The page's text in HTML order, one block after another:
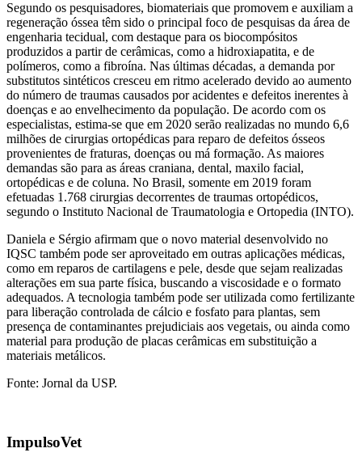
Segundo os pesquisadores, biomateriais que promovem e auxiliam a
regeneração óssea têm sido o principal foco de pesquisas da área de
engenharia tecidual, com destaque para os biocompósitos
produzidos a partir de cerâmicas, como a hidroxiapatita, e de
polímeros, como a fibroína. Nas últimas décadas, a demanda por
substitutos sintéticos cresceu em ritmo acelerado devido ao aumento
do número de traumas causados por acidentes e defeitos inerentes à
doenças e ao envelhecimento da população. De acordo com os
especialistas, estima-se que em 2020 serão realizadas no mundo 6,6
milhões de cirurgias ortopédicas para reparo de defeitos ósseos
provenientes de fraturas, doenças ou má formação. As maiores
demandas são para as áreas craniana, dental, maxilo facial,
ortopédicas e de coluna. No Brasil, somente em 2019 foram
efetuadas 1.768 cirurgias decorrentes de traumas ortopédicos,
segundo o Instituto Nacional de Traumatologia e Ortopedia (INTO).
Daniela e Sérgio afirmam que o novo material desenvolvido no
IQSC também pode ser aproveitado em outras aplicações médicas,
como em reparos de cartilagens e pele, desde que sejam realizadas
alterações em sua parte física, buscando a viscosidade e o formato
adequados. A tecnologia também pode ser utilizada como fertilizante
para liberação controlada de cálcio e fosfato para plantas, sem
presença de contaminantes prejudiciais aos vegetais, ou ainda como
material para produção de placas cerâmicas em substituição a
materiais metálicos.
Fonte: Jornal da USP.
ImpulsoVet